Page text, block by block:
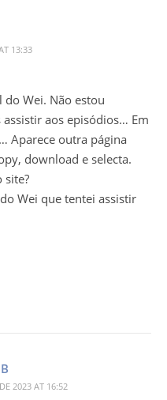
13:33
do Wei. Não estou
aos episódios… Em
Aparece outra página
download e selecta.
site?
Wei que tentei assistir
2023 AT 16:52